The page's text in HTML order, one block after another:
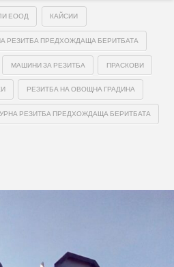
ЕООД КАЙСИИ
РЕЗИТБА ПРЕДХОЖДАЩА БЕРИТБАТА
МАШИНИ ЗА РЕЗИТБА ПРАСКОВИ
РЕЗИТБА НА ОВОЩНА ГРАДИНА
РЕЗИТБА ПРЕДХОЖДАЩА БЕРИТБАТА